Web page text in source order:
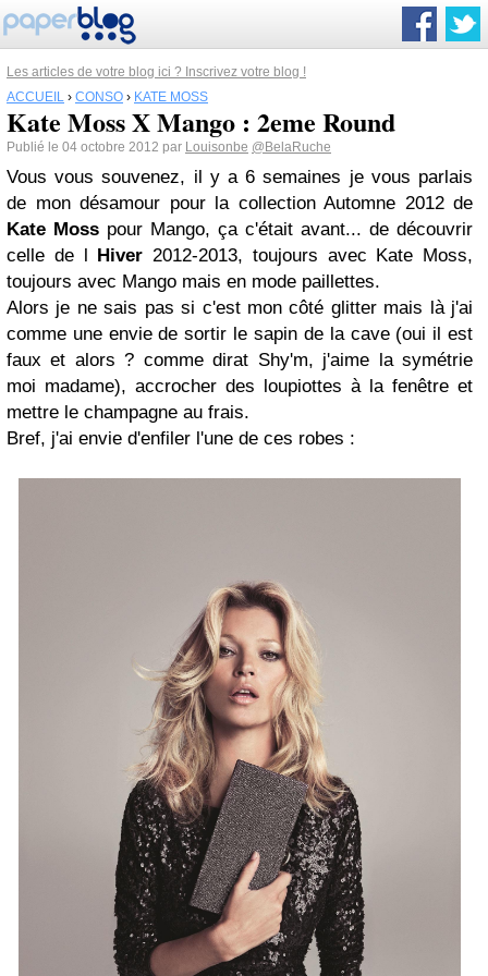
Les articles de votre blog ici ? Inscrivez votre blog !
ACCUEIL › CONSO › KATE MOSS
Kate Moss X Mango : 2eme Round
Publié le 04 octobre 2012 par Louisonbe @BelaRuche
Vous vous souvenez, il y a 6 semaines je vous parlais
de mon désamour pour la collection Automne 2012 de
Kate Moss pour Mango, ça c'était avant... de découvrir
celle de l Hiver 2012-2013, toujours avec Kate Moss,
toujours avec Mango mais en mode paillettes.
Alors je ne sais pas si c'est mon côté glitter mais là j'ai
comme une envie de sortir le sapin de la cave (oui il est
faux et alors ? comme dirat Shy'm, j'aime la symétrie
moi madame), accrocher des loupiottes à la fenêtre et
mettre le champagne au frais.
Bref, j'ai envie d'enfiler l'une de ces robes :